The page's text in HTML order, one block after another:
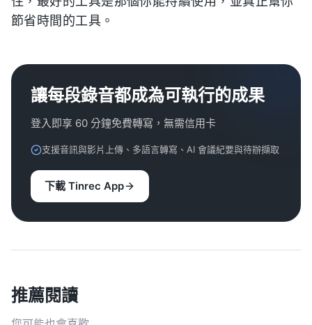
節省時間的工具。
讓每段錄音都成為可執行的成果
登入即享 60 分鐘免費轉寫，無需信用卡
支援音訊與影片上傳、多語言轉寫、AI 會議紀要與待辦擷取
下載 Tinrec App
推薦閱讀